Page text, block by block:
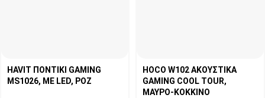
HAVIT ΠΟΝΤΙΚΙ GAMING
MS1026, ΜΕ LED, ΡΟΖ
HOCO W102 ΑΚΟΥΣΤΙΚΑ
GAMING COOL TOUR,
ΜΑΥΡΟ-KOKKINO